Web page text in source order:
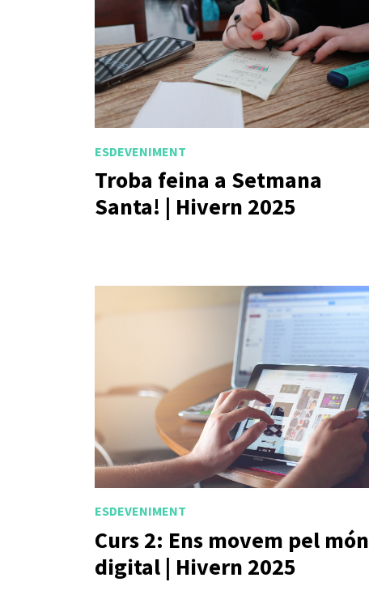
ESDEVENIMENT
Troba feina a Setmana
Santa! | Hivern 2025
ESDEVENIMENT
Curs 2: Ens movem pel món
digital | Hivern 2025